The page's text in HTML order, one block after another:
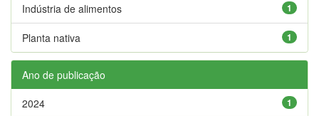
1
Indústria de alimentos
1
Planta nativa
Ano de publicação
1
2024